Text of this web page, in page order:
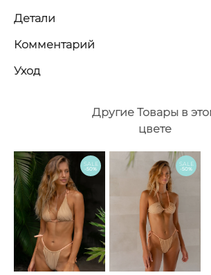
Детали
Комментарий
Уход
Другие Товары в
цвете
SALE
-50%
SALE
-50%